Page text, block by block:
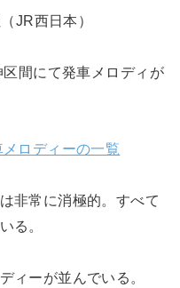
JR西日本）
間にて発車メロディが
メロディーの一覧
非常に消極的。すべて
る。
ィーが並んでいる。